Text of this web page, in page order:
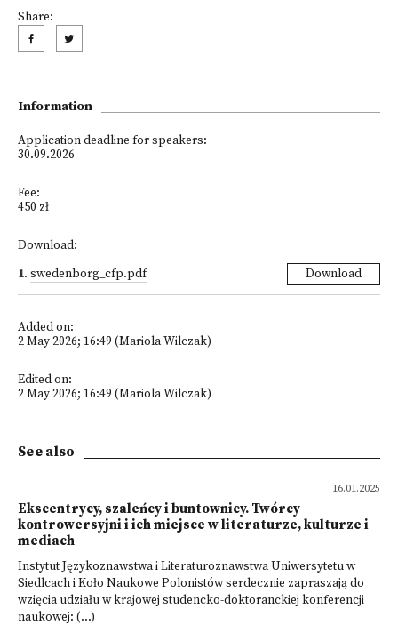
Share:
Information
Application deadline for speakers:
30.09.2026
Fee:
450 zł
Download:
1. swedenborg_cfp.pdf Download
Added on:
2 May 2026; 16:49 (Mariola Wilczak)
Edited on:
2 May 2026; 16:49 (Mariola Wilczak)
See also
16.01.2025
Ekscentrycy, szaleńcy i buntownicy. Twórcy
kontrowersyjni i ich miejsce w literaturze, kulturze i
mediach
Instytut Językoznawstwa i Literaturoznawstwa Uniwersytetu w
Siedlcach i Koło Naukowe Polonistów serdecznie zapraszają do
wzięcia udziału w krajowej studencko-doktoranckiej konferencji
naukowej: (...)